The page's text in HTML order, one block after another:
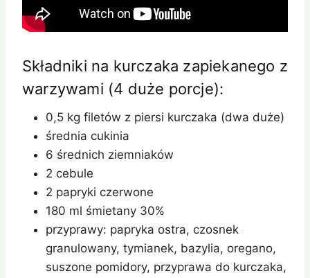
Składniki na kurczaka zapiekanego z
warzywami (4 duże porcje):
0,5 kg filetów z piersi kurczaka (dwa duże)
średnia cukinia
6 średnich ziemniaków
2 cebule
2 papryki czerwone
180 ml śmietany 30%
przyprawy: papryka ostra, czosnek
granulowany, tymianek, bazylia, oregano,
suszone pomidory, przyprawa do kurczaka,